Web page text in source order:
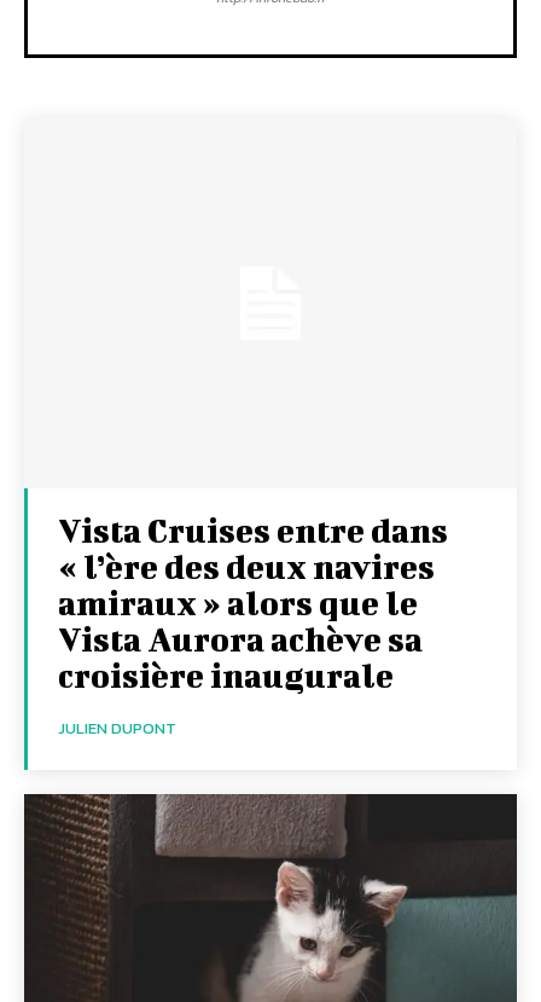
Vista Cruises entre dans
« l’ère des deux navires
amiraux » alors que le
Vista Aurora achève sa
croisière inaugurale
JULIEN DUPONT